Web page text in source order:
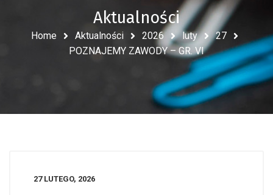
Aktualności
Home Aktualności 2026 luty
27
POZNAJEMY ZAWODY – GR. VI
27 LUTEGO, 2026